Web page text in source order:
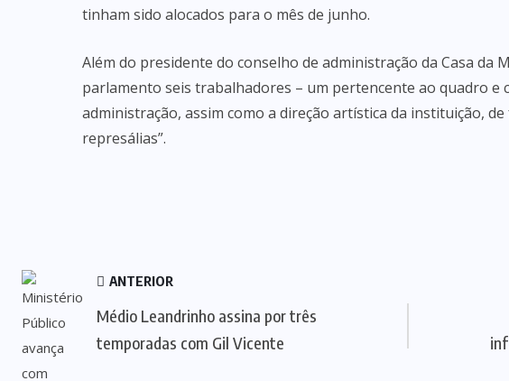
tinham sido alocados para o mês de junho.
Além do presidente do conselho de administração da Casa da
parlamento seis trabalhadores – um pertencente ao quadro e
administração, assim como a direção artística da instituição,
represálias”.
ANTERIOR
Médio Leandrinho assina por três
temporadas com Gil Vicente